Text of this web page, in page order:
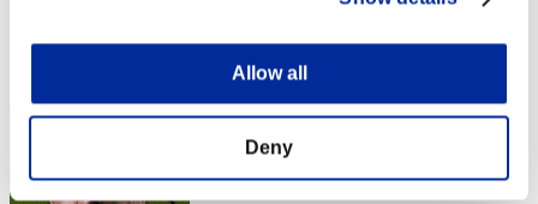
Allow all
Deny